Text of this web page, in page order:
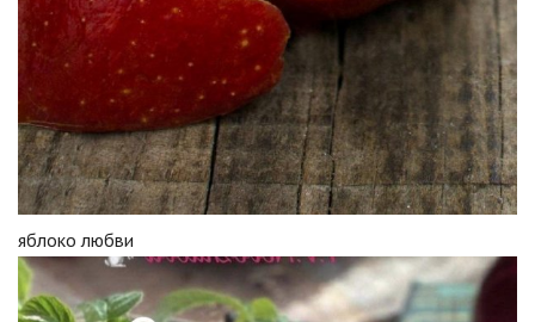
яблоко любви